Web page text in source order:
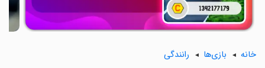
خانه بازی‌ها رانندگی